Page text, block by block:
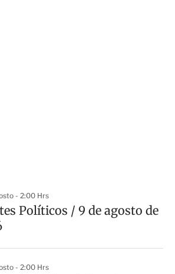
- 2:00 Hrs
Políticos / 9 de agosto de
- 2:00 Hrs